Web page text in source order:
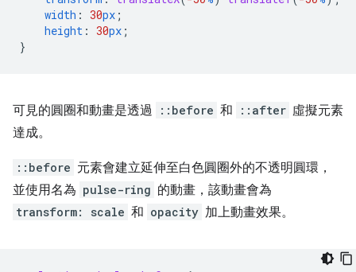
width : 30px ;
height : 30px ;
}
可見的圓圈和動畫是透過 ::before 和 ::after 虛擬元素
達成。
::before 元素會建立延伸至白色圓圈外的不透明圓環，
並使用名為 pulse-ring 的動畫，該動畫會為
transform: scale 和 opacity 加上動畫效果。